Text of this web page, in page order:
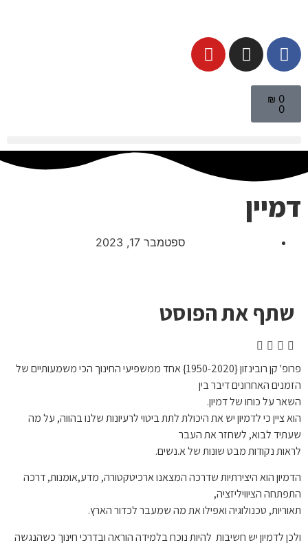
₪ 0
0
דמיין
ספטמבר 17, 2023
שתף את הפוסט
פרופ' קן רובינזון {1950-2020} אחד ממשפיעי החינוך הכי משמעותיים של
הזמנים האחרונים דיבר בין
השאר על כוחו של דמיון.
הוא ציין כי לדמיון יש את היכולת לתת ביטוי לרעיונות שלנו בהווה, על מה
שעתיד לבוא, לשחזר את העבר
לראות נקודות מבט שונות של א.נשים.
הדמיון הוא היצירתיות שדרכה המצאנו ארכיטקטורה, מדע,אומנות, דרכה
התפתחה הציוויליזציה,
תאוריות, טכנולוגיה ואפילו את מה שמעבר לכדור הארץ.
ולכן לדמיון יש חשיבות להיות נוכח בלמידה הוראה ובדרכי חינוך כשהנגשה